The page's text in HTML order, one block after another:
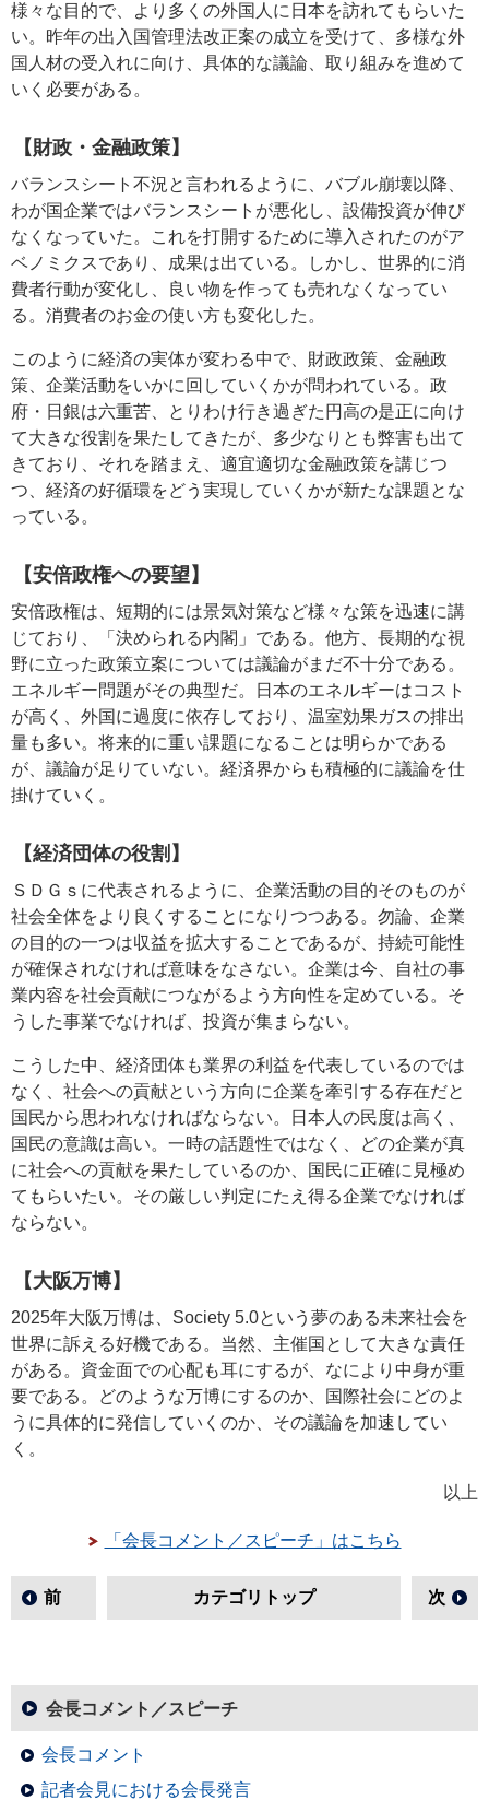
様々な目的で、より多くの外国人に日本を訪れてもらいた
い。昨年の出入国管理法改正案の成立を受けて、多様な外
国人材の受入れに向け、具体的な議論、取り組みを進めて
いく必要がある。
【財政・金融政策】
バランスシート不況と言われるように、バブル崩壊以降、
わが国企業ではバランスシートが悪化し、設備投資が伸び
なくなっていた。これを打開するために導入されたのがア
ベノミクスであり、成果は出ている。しかし、世界的に消
費者行動が変化し、良い物を作っても売れなくなってい
る。消費者のお金の使い方も変化した。
このように経済の実体が変わる中で、財政政策、金融政
策、企業活動をいかに回していくかが問われている。政
府・日銀は六重苦、とりわけ行き過ぎた円高の是正に向け
て大きな役割を果たしてきたが、多少なりとも弊害も出て
きており、それを踏まえ、適宜適切な金融政策を講じつ
つ、経済の好循環をどう実現していくかが新たな課題とな
っている。
【安倍政権への要望】
安倍政権は、短期的には景気対策など様々な策を迅速に講
じており、「決められる内閣」である。他方、長期的な視
野に立った政策立案については議論がまだ不十分である。
エネルギー問題がその典型だ。日本のエネルギーはコスト
が高く、外国に過度に依存しており、温室効果ガスの排出
量も多い。将来的に重い課題になることは明らかである
が、議論が足りていない。経済界からも積極的に議論を仕
掛けていく。
【経済団体の役割】
ＳＤＧｓに代表されるように、企業活動の目的そのものが
社会全体をより良くすることになりつつある。勿論、企業
の目的の一つは収益を拡大することであるが、持続可能性
が確保されなければ意味をなさない。企業は今、自社の事
業内容を社会貢献につながるよう方向性を定めている。そ
うした事業でなければ、投資が集まらない。
こうした中、経済団体も業界の利益を代表しているのでは
なく、社会への貢献という方向に企業を牽引する存在だと
国民から思われなければならない。日本人の民度は高く、
国民の意識は高い。一時の話題性ではなく、どの企業が真
に社会への貢献を果たしているのか、国民に正確に見極め
てもらいたい。その厳しい判定にたえ得る企業でなければ
ならない。
【大阪万博】
2025年大阪万博は、Society 5.0という夢のある未来社会を
世界に訴える好機である。当然、主催国として大きな責任
がある。資金面での心配も耳にするが、なにより中身が重
要である。どのような万博にするのか、国際社会にどのよ
うに具体的に発信していくのか、その議論を加速してい
く。
以上
「会長コメント／スピーチ」はこちら
前 カテゴリトップ 次
会長コメント／スピーチ
会長コメント
記者会見における会長発言